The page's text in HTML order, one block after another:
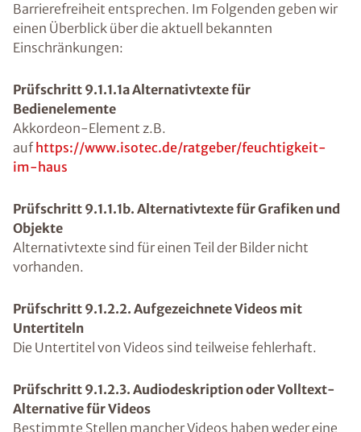
Barrierefreiheit entsprechen. Im Folgenden geben wir
einen Überblick über die aktuell bekannten
Einschränkungen:
Prüfschritt 9.1.1.1a Alternativtexte für
Bedienelemente
Akkordeon-Element z.B.
auf https://www.isotec.de/ratgeber/feuchtigkeit-
im-haus
Prüfschritt 9.1.1.1b. Alternativtexte für Grafiken und
Objekte
Alternativtexte sind für einen Teil der Bilder nicht
vorhanden.
Prüfschritt 9.1.2.2. Aufgezeichnete Videos mit
Untertiteln
Die Untertitel von Videos sind teilweise fehlerhaft.
Prüfschritt 9.1.2.3. Audiodeskription oder Volltext-
Alternative für Videos
Bestimmte Stellen mancher Videos haben weder eine